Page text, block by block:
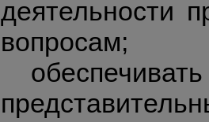
деятельности
вопросам;